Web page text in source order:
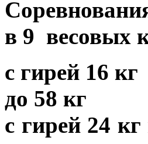
в 9 весовых
с гирей 16
до 58 кг
с гирей 24